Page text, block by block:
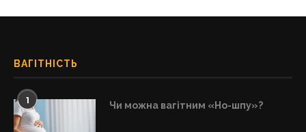
ВАГІТНІСТЬ
1 Чи можна вагітним «Но-шпу»?